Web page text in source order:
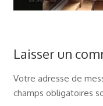
Laisser un
Votre adresse de
champs obligatoires